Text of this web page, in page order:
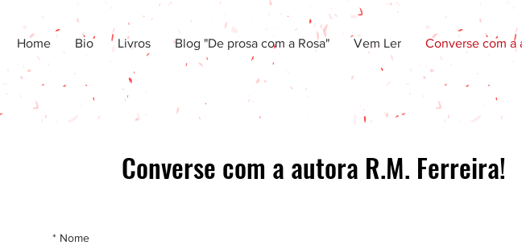
Home Bio Livros Blog "De prosa com a Rosa" Vem Ler Converse com a
Converse com a autora R.M. Ferreira!
* Nome